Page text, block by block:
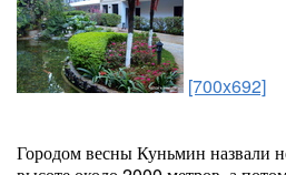
[700x692]
Городом весны Куньмин назвали